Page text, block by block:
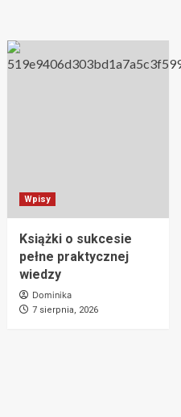
Wpisy
Książki o sukcesie
pełne praktycznej
wiedzy
Dominika
7 sierpnia, 2026